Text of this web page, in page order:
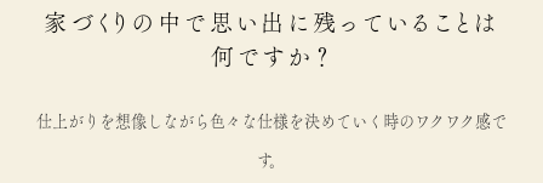
家づくりの中で思い出に残っていることは
何ですか？
仕上がりを想像しながら色々な仕様を決めていく時のワクワク感で
す。